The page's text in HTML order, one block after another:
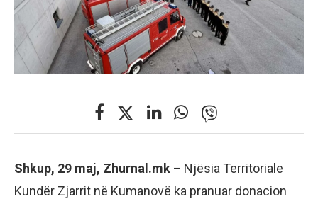
Shkup, 29 maj, Zhurnal.mk – Njësia Territoriale
Kundër Zjarrit në Kumanovë ka pranuar donacion